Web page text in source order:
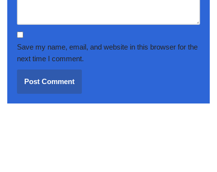
Save my name, email, and website in this browser for the
next time I comment.